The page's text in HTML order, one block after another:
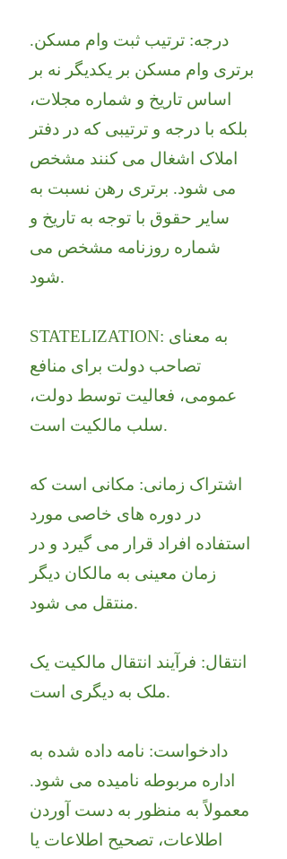
درجه: ترتیب ثبت وام مسکن.
برتری وام مسکن بر یکدیگر نه بر
اساس تاریخ و شماره مجلات،
بلکه با درجه و ترتیبی که در دفتر
املاک اشغال می کنند مشخص
می شود. برتری رهن نسبت به
سایر حقوق با توجه به تاریخ و
شماره روزنامه مشخص می
شود.
STATELIZATION: به معنای
تصاحب دولت برای منافع
عمومی، فعالیت توسط دولت،
سلب مالکیت است.
اشتراک زمانی: مکانی است که
در دوره های خاصی مورد
استفاده افراد قرار می گیرد و در
زمان معینی به مالکان دیگر
منتقل می شود.
انتقال: فرآیند انتقال مالکیت یک
ملک به دیگری است.
دادخواست: نامه داده شده به
اداره مربوطه نامیده می شود.
معمولاً به منظور به دست آوردن
اطلاعات، تصحیح اطلاعات یا